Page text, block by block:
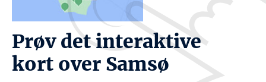
Prøv det interaktive
kort over Samsø